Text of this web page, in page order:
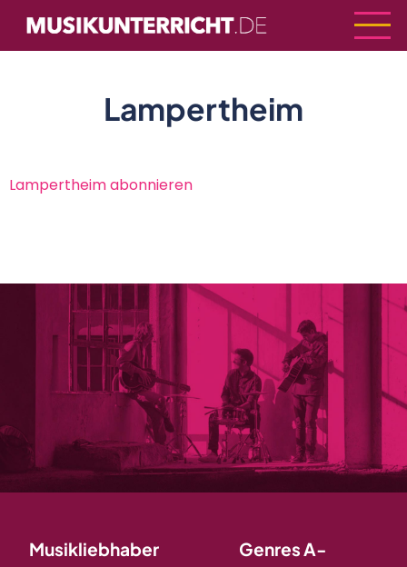
zum
Inhalt
Lampertheim
Lampertheim abonnieren
Musikliebhaber Genres A-